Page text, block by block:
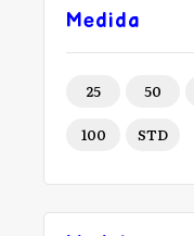
Medida
25 50
100 STD